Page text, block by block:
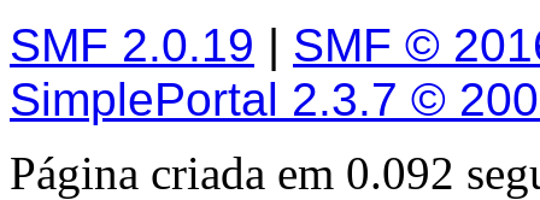
SMF 2.0.19 | SMF ©
SimplePortal 2.3.7 ©
Página criada em 0.092